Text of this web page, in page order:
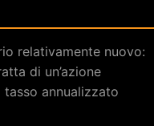
relativamente nuovo:
di un’azione
annualizzato